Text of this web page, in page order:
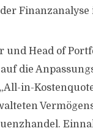
Head of
die
in-